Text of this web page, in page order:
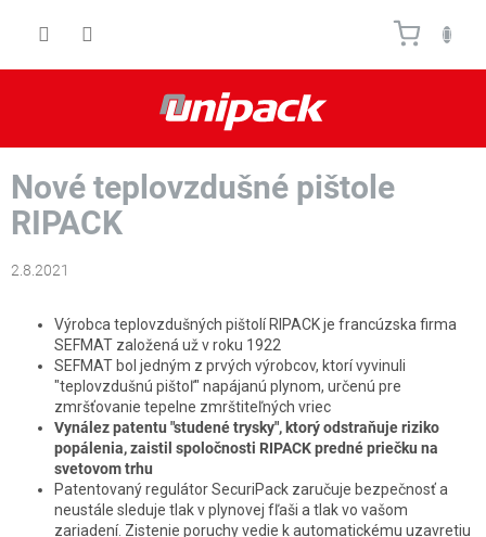
Nové teplovzdušné pištole
RIPACK
2.8.2021
Výrobca teplovzdušných pištolí RIPACK je francúzska firma
SEFMAT založená už v roku 1922
SEFMAT bol jedným z prvých výrobcov, ktorí vyvinuli
"teplovzdušnú pištoľ" napájanú plynom, určenú pre
zmršťovanie tepelne zmrštiteľných vriec
Vynález patentu "studené trysky", ktorý odstraňuje riziko
popálenia, zaistil spoločnosti RIPACK predné priečku na
svetovom trhu
Patentovaný regulátor SecuriPack zaručuje bezpečnosť a
neustále sleduje tlak v plynovej fľaši a tlak vo vašom
zariadení. Zistenie poruchy vedie k automatickému uzavretiu